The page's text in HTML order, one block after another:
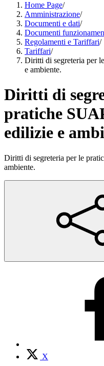
Home Page/
Amministrazione/
Documenti e dati/
Documenti
Regolamenti e Tariffari/
Tariffari/
Diritti di segreteria per
e ambiente.
Diritti di
pratiche
edilizie e
Diritti di segreteria per le
ambiente.
X